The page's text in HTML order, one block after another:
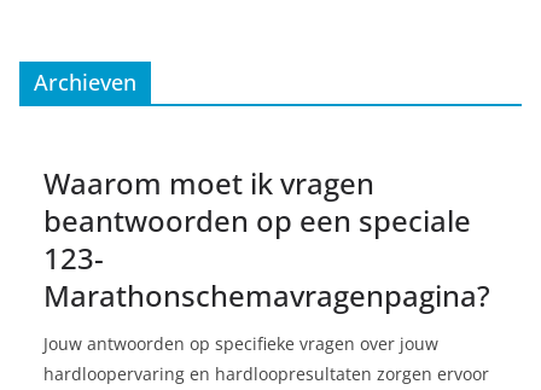
Archieven
Waarom moet ik vragen
beantwoorden op een speciale
123-
Marathonschemavragenpagina?
Jouw antwoorden op specifieke vragen over jouw
hardloopervaring en hardloopresultaten zorgen ervoor